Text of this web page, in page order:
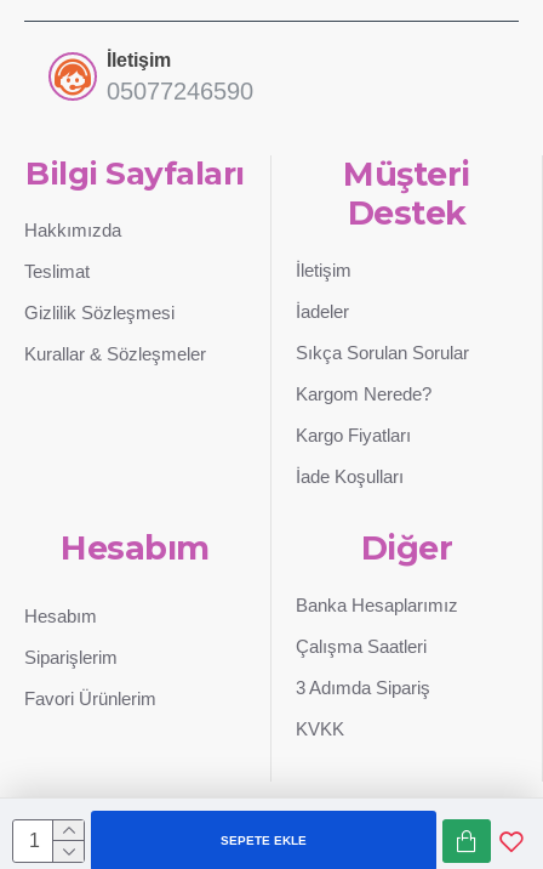
SEPETE EKLE
İletişim
05077246590
Bilgi Sayfaları
Hakkımızda
Teslimat
Gizlilik Sözleşmesi
Kurallar & Sözleşmeler
Müşteri
Destek
İletişim
İadeler
Sıkça Sorulan Sorular
Kargom Nerede?
Kargo Fiyatları
İade Koşulları
Hesabım
Hesabım
Siparişlerim
Favori Ürünlerim
Diğer
Banka Hesaplarımız
Çalışma Saatleri
3 Adımda Sipariş
KVKK